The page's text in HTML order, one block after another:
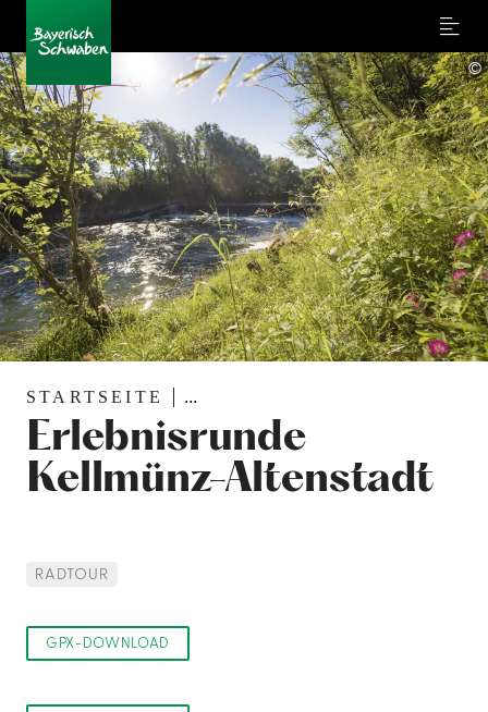
Menu
STARTSEITE ...
Erlebnisrunde
Kellmünz-Altenstadt
©
RADTOUR
GPX-DOWNLOAD